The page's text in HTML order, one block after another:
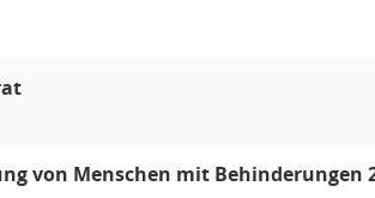
von Menschen mit Behinderungen